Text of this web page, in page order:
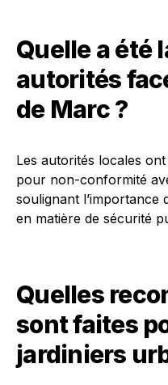
Quelle a été
autorités
de Marc ?
Les autorités locales
pour non-conformité
soulignant l’importance
en matière de sécurité
Quelles
sont faites
jardiniers